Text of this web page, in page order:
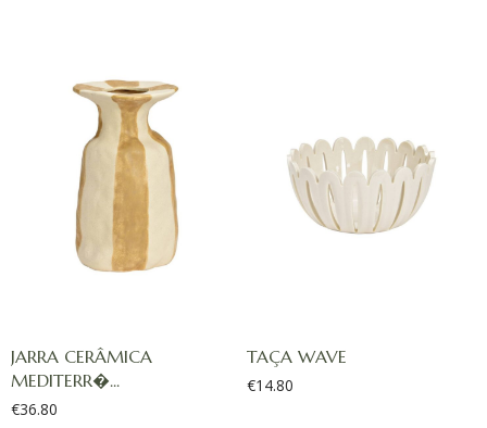
JARRA CERÂMICA
MEDITERR�...
€36.80
TAÇA WAVE
€14.80